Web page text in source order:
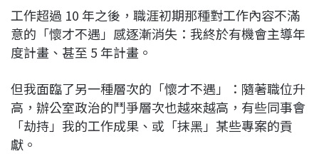
工作超過 10 年之後，職涯初期那種對工作內容不滿
意的「懷才不遇」感逐漸消失：我終於有機會主導年
度計畫、甚至 5 年計畫。
但我面臨了另一種層次的「懷才不遇」：隨著職位升
高，辦公室政治的鬥爭層次也越來越高，有些同事會
「劫持」我的工作成果、或「抹黑」某些專案的貢
獻。